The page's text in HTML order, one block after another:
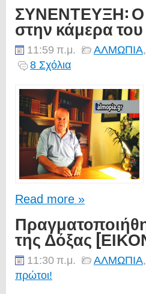
ΣΥΝΕΝΤΕΥΞΗ: Ο
στην κάμερα
11:59 π.μ. ΑΛΜΩΠΙΑ,
8 Σχόλια
Read more »
της Δόξας
11:30 π.μ. ΑΛΜΩΠΙΑ,
πρώτοι!